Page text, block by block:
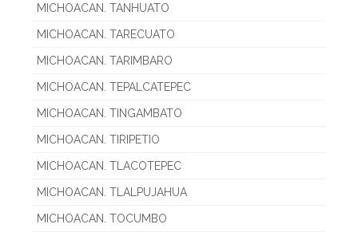
MICHOACAN. TANHUATO
MICHOACAN. TARECUATO
MICHOACAN. TARIMBARO
MICHOACAN. TEPALCATEPEC
MICHOACAN. TINGAMBATO
MICHOACAN. TIRIPETIO
MICHOACAN. TLACOTEPEC
MICHOACAN. TLALPUJAHUA
MICHOACAN. TOCUMBO